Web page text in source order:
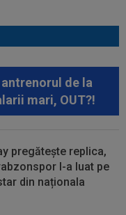
de la
mari, OUT?!
pregătește replica,
l-a luat pe
din naționala